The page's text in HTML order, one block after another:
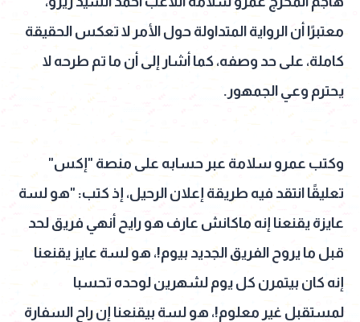
معتبرًا أن الرواية المتداولة حول الأمر لا تعكس الحقيقة
كاملة، على حد وصفه، كما أشار إلى أن ما تم طرحه لا
يحترم وعي الجمهور.
وكتب عمرو سلامة عبر حسابه على منصة "إكس"
تعليقًا انتقد فيه طريقة إعلان الرحيل، إذ كتب: "هو لسة
عايزة يقنعنا إنه ماكانش عارف هو رايح أنهي فريق لحد
قبل ما يروح الفريق الجديد بيوم!، هو لسة عايز يقنعنا
إنه كان بيتمرن كل يوم لشهرين لوحده تحسبا
لمستقبل غير معلوم!، هو لسة بيقنعنا إن راح السفارة